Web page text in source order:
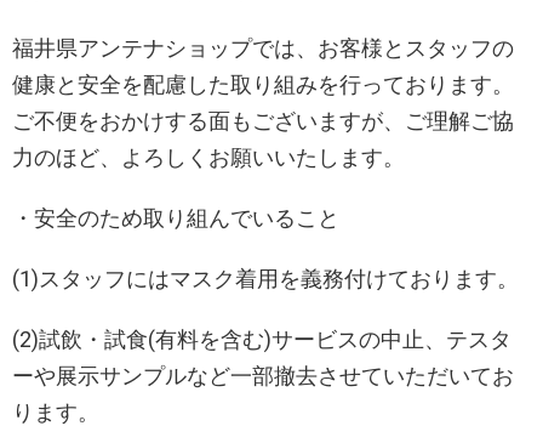
福井県アンテナショップでは、お客様とスタッフの
健康と安全を配慮した取り組みを行っております。
ご不便をおかけする面もございますが、ご理解ご協
力のほど、よろしくお願いいたします。
・安全のため取り組んでいること
(1)スタッフにはマスク着用を義務付けております。
(2)試飲・試食(有料を含む)サービスの中止、テスタ
ーや展示サンプルなど一部撤去させていただいてお
ります。